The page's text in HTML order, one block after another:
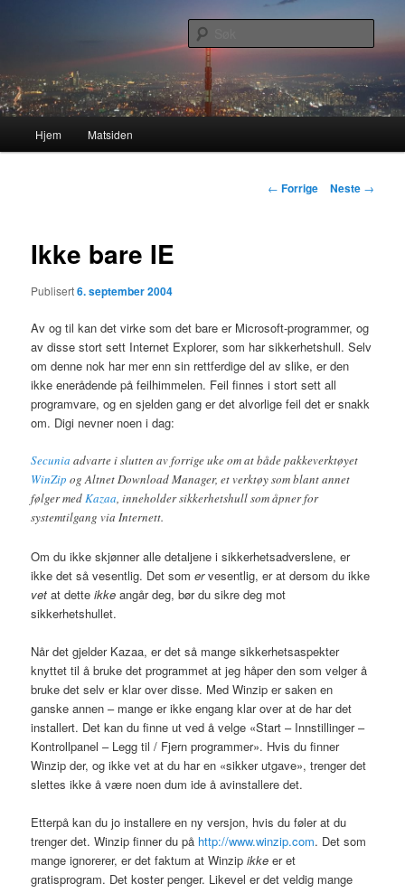
hovedinnholdet
Lasses hjemmeside
Hjem Matsiden
Innleggsnavigasjon
← Forrige Neste →
Ikke bare IE
Publisert6. september 2004
Av og til kan det virke som det bare er Microsoft-programmer, og
av disse stort sett Internet Explorer, som har sikkerhetshull. Selv
om denne nok har mer enn sin rettferdige del av slike, er den
ikke enerådende på feilhimmelen. Feil finnes i stort sett all
programvare, og en sjelden gang er det alvorlige feil det er snakk
om. Digi nevner noen i dag:
Secunia advarte i slutten av forrige uke om at både pakkeverktøyet
WinZip og Altnet Download Manager, et verktøy som blant annet
følger medKazaa, inneholder sikkerhetshull som åpner for
systemtilgang via Internett.
Om du ikke skjønner alle detaljene i sikkerhetsadverslene, er
ikke det så vesentlig. Det somervesentlig, er at dersom du ikke
vet at detteikke angår deg, bør du sikre deg mot
sikkerhetshullet.
Når det gjelder Kazaa, er det så mange sikkerhetsaspekter
knyttet til å bruke det programmet at jeg håper den som velger å
bruke det selv er klar over disse. Med Winzip er saken en
ganske annen – mange er ikke engang klar over at de har det
installert. Det kan du finne ut ved å velge «Start – Innstillinger –
Kontrollpanel – Legg til / Fjern programmer». Hvis du finner
Winzip der, og ikke vet at du har en «sikker utgave», trenger det
slettes ikke å være noen dum ide å avinstallere det.
Etterpå kan du jo installere en ny versjon, hvis du føler at du
trenger det. Winzip finner du på http://www.winzip.com. Det som
mange ignorerer, er det faktum at Winzipikke er et
gratisprogram. Det koster penger. Likevel er det veldig mange